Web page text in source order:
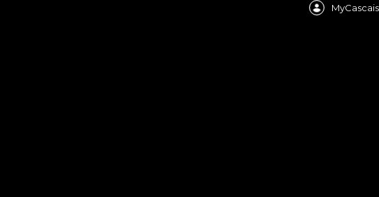
MyCascais